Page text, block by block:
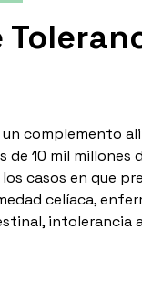
complemento
de 10 mil millones
casos en que
celíaca,
intolerancia